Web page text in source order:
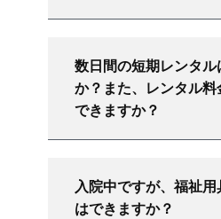
数日間の短期レンタ
か？また、レンタル
できますか？
入院中ですが、福祉
はできますか？